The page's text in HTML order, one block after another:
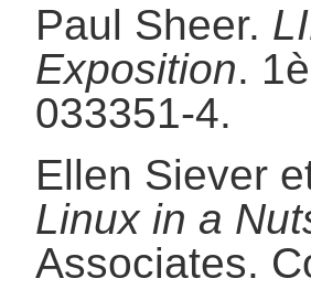
Paul Sheer.
Exposition.
033351-4.
Ellen Siever
Linux in a
Associates.